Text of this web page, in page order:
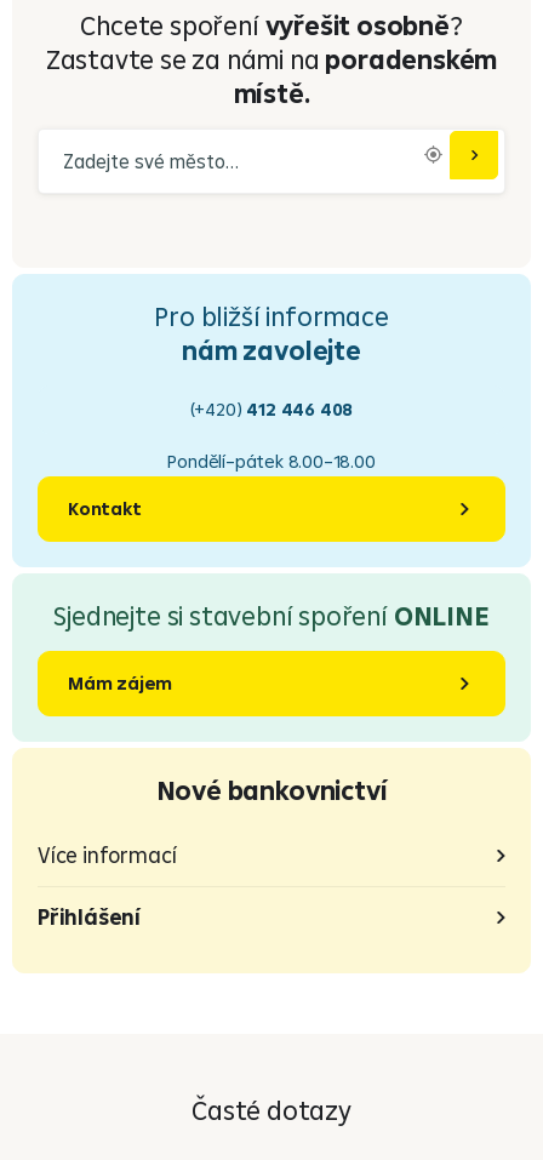
Chcete spořenívyřešit osobně?
Zastavte se za námi na poradenském
místě.
Pro bližší informace
nám zavolejte
(+420) 412 446 408
Pondělí–pátek 8.00–18.00
Kontakt
Sjednejte si stavební spoření ONLINE
Mám zájem
Nové bankovnictví
Více informací
Přihlášení
Časté dotazy